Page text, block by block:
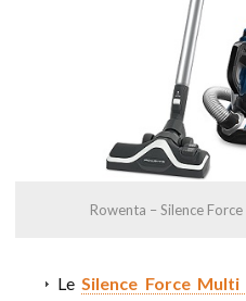
Rowenta – Silence
LeSilence Force Multi